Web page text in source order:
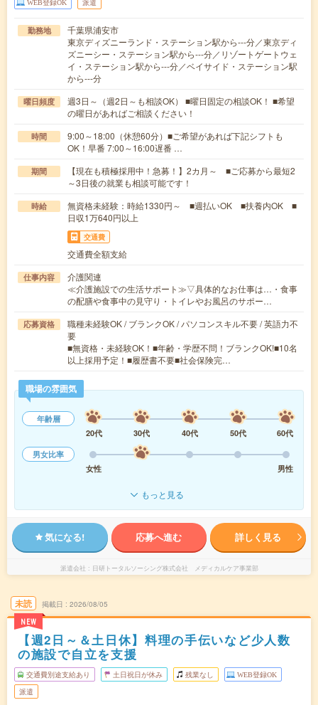
WEB登録OK 派遣
勤務地
千葉県浦安市
東京ディズニーランド・ステーション駅から---分／東京ディ
ズニーシー・ステーション駅から---分／リゾートゲートウェ
イ・ステーション駅から---分／ベイサイド・ステーション駅
から---分
曜日頻度
週3日～（週2日～も相談OK） ■曜日固定の相談OK！ ■希望
の曜日があればご相談ください！
時間
9:00～18:00（休憩60分）■ご希望があれば下記シフトも
OK！早番 7:00～16:00遅番 …
期間
【現在も積極採用中！急募！】2カ月～ ■ご応募から最短2
～3日後の就業も相談可能です！
時給
無資格未経験：時給1330円～ ■週払いOK ■扶養内OK ■
日収1万640円以上
交通費
交通費全額支給
仕事内容
介護関連
≪介護施設での生活サポート≫▽具体的なお仕事は…・食事
の配膳や食事中の見守り・トイレやお風呂のサポー…
応募資格
職種未経験OK / ブランクOK / パソコンスキル不要 / 英語力不
要
■無資格・未経験OK！■年齢・学歴不問！ブランクOK!■10名
以上採用予定！■履歴書不要■社会保険完…
職場の雰囲気
年齢層
20代
30代 40代 50代
60代
男女比率
女性
男性
もっと見る
気になる! 応募へ進む 詳しく見る
派遣会社 日研トータルソーシング株式会社 メディカルケア事業部
未読
NEW
掲載日 2026/08/05
【週2日～＆土日休】料理の手伝いなど少人数
の施設で自立を支援
交通費別途支給あり 土日祝日が休み 残業なし WEB登録OK
派遣